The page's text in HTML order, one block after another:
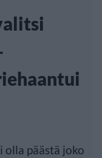
olla päästä joko